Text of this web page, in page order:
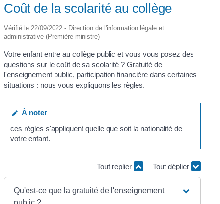
Coût de la scolarité au collège
Vérifié le 22/09/2022 - Direction de l'information légale et
administrative (Première ministre)
Votre enfant entre au collège public et vous vous posez des
questions sur le coût de sa scolarité ? Gratuité de
l'enseignement public, participation financière dans certaines
situations : nous vous expliquons les règles.
À noter
ces règles s'appliquent quelle que soit la nationalité de
votre enfant.
Tout replier Tout déplier
Qu'est-ce que la gratuité de l'enseignement
public ?